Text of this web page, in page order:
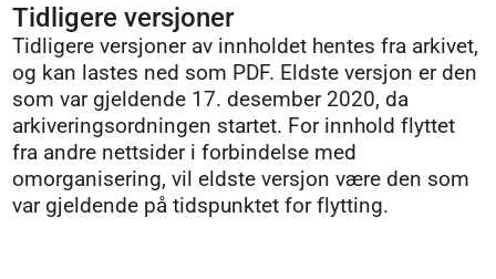
Tidligere versjoner
Tidligere versjoner av innholdet hentes fra arkivet,
og kan lastes ned som PDF. Eldste versjon er den
som var gjeldende 17. desember 2020, da
arkiveringsordningen startet. For innhold flyttet
fra andre nettsider i forbindelse med
omorganisering, vil eldste versjon være den som
var gjeldende på tidspunktet for flytting.